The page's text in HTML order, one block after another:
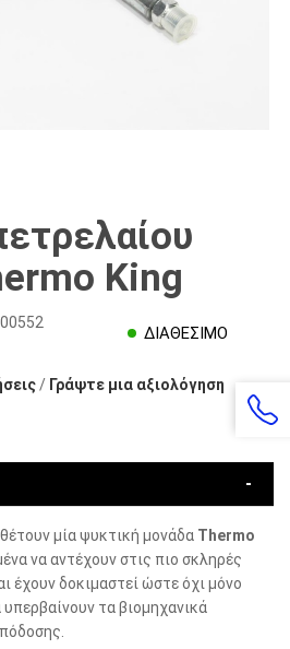
King
ΔΙΑΘΕΣΙΜΟ
/ Γράψτε μια αξιολόγηση
μία ψυκτική μονάδα Thermo
να αντέχουν στις πιο σκληρές
έχουν δοκιμαστεί ώστε όχι μόνο
τα βιομηχανικά